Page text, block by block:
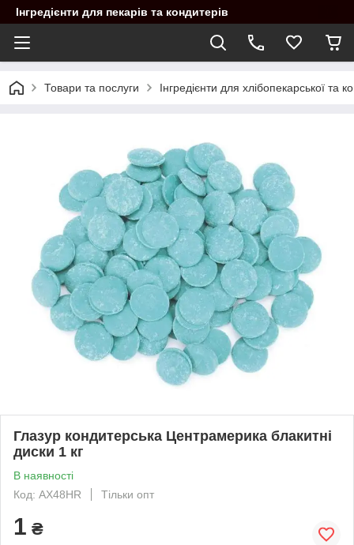
Інгредієнти для пекарів та кондитерів
Товари та послуги Інгредієнти для хлібопекарської та
Глазур кондитерська Центрамерика блакитні
диски 1 кг
В наявності
Код: AX48HR
Тільки опт
1 ₴